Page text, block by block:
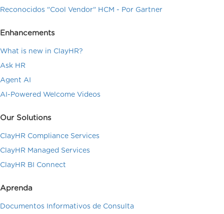
Reconocidos "Cool Vendor" HCM - Por Gartner
Enhancements
What is new in ClayHR?
Ask HR
Agent AI
AI-Powered Welcome Videos
Our Solutions
ClayHR Compliance Services
ClayHR Managed Services
ClayHR BI Connect
Aprenda
Documentos Informativos de Consulta